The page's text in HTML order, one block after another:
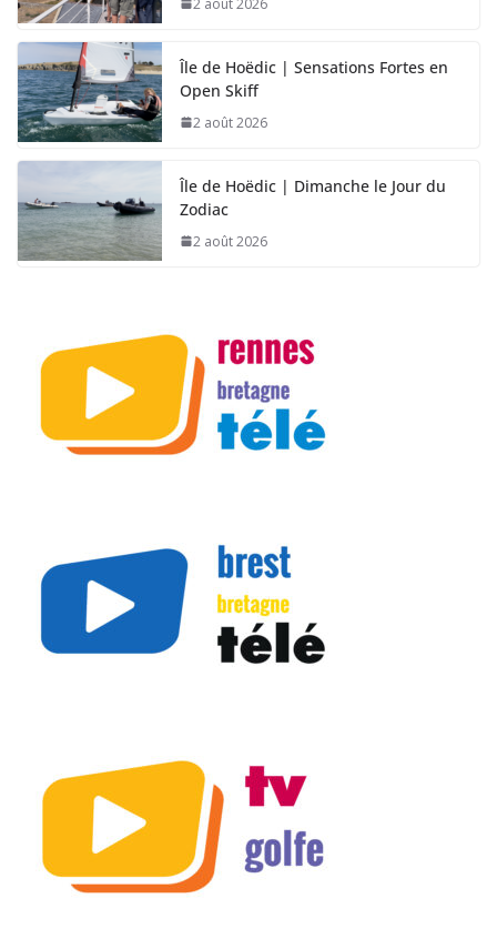
2 août 2026
Île de Hoëdic | Sensations Fortes en
Open Skiff
2 août 2026
Île de Hoëdic | Dimanche le Jour du
Zodiac
2 août 2026